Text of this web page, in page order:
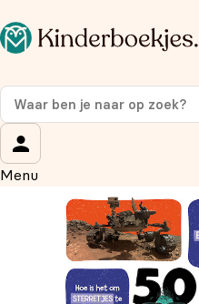
Menu
Op de hoogte blijven van
Meld je aan voor onze
korting
Wat is je voornaam?
Wat is je e-mailadres? *
Aanmelden